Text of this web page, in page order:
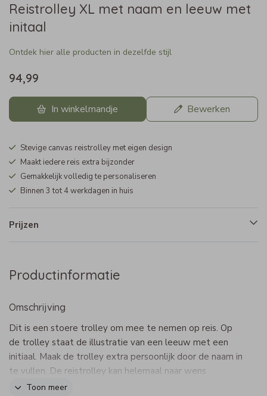
Reistrolley XL met naam en leeuw met
initaal
Ontdek hier alle producten in dezelfde stijl
94,99
In winkelmandje Bewerken
Stevige canvas reistrolley met eigen design
Maakt iedere reis extra bijzonder
Gemakkelijk volledig te personaliseren
Binnen 3 tot 4 werkdagen in huis
Prijzen
Productinformatie
Omschrijving
Dit is een stoere trolley om mee te nemen op reis. Op
de trolley staat de illustratie van een leeuw met een
initiaal. Maak de trolley extra persoonlijk door de naam in
te vullen. De reistrolley kan helemaal naar wens
aangepast worden in onze online opmaaktool.
Toon meer